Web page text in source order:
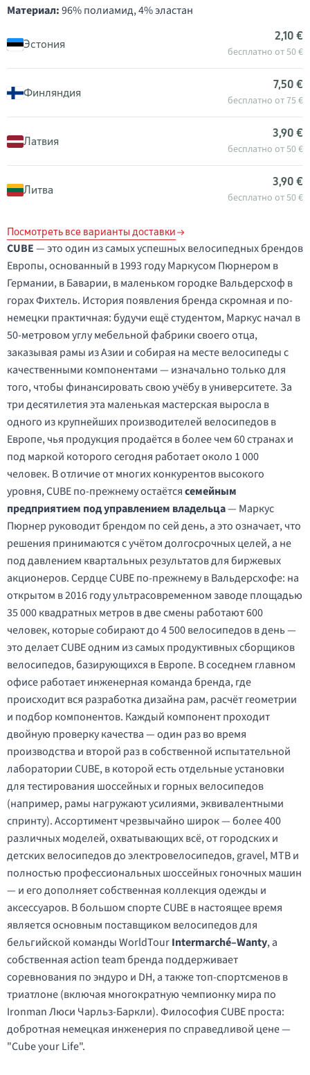
Материал:96% полиамид, 4% эластан
Эстония
2,10 €
бесплатно от 50 €
Финляндия
7,50 €
бесплатно от 75 €
Латвия
3,90 €
бесплатно от 50 €
Литва
3,90 €
бесплатно от 50 €
Посмотреть все варианты доставки
CUBE— это один из самых успешных велосипедных брендов
Европы, основанный в 1993 году Маркусом Пюрнером в
Германии, в Баварии, в маленьком городке Вальдерсхоф в
горах Фихтель. История появления бренда скромная и по-
немецки практичная: будучи ещё студентом, Маркус начал в
50-метровом углу мебельной фабрики своего отца,
заказывая рамы из Азии и собирая на месте велосипеды с
качественными компонентами — изначально только для
того, чтобы финансировать свою учёбу в университете. За
три десятилетия эта маленькая мастерская выросла в
одного из крупнейших производителей велосипедов в
Европе, чья продукция продаётся в более чем 60 странах и
под маркой которого сегодня работает около 1 000
человек. В отличие от многих конкурентов высокого
уровня, CUBE по-прежнему остаётсясемейным
предприятием под управлением владельца— Маркус
Пюрнер руководит брендом по сей день, а это означает, что
решения принимаются с учётом долгосрочных целей, а не
под давлением квартальных результатов для биржевых
акционеров. Сердце CUBE по-прежнему в Вальдерсхофе: на
открытом в 2016 году ультрасовременном заводе площадью
35 000 квадратных метров в две смены работают 600
человек, которые собирают до 4 500 велосипедов в день —
это делает CUBE одним из самых продуктивных сборщиков
велосипедов, базирующихся в Европе. В соседнем главном
офисе работает инженерная команда бренда, где
происходит вся разработка дизайна рам, расчёт геометрии
и подбор компонентов. Каждый компонент проходит
двойную проверку качества — один раз во время
производства и второй раз в собственной испытательной
лаборатории CUBE, в которой есть отдельные установки
для тестирования шоссейных и горных велосипедов
(например, рамы нагружают усилиями, эквивалентными
спринту). Ассортимент чрезвычайно широк — более 400
различных моделей, охватывающих всё, от городских и
детских велосипедов до электровелосипедов, gravel, MTB и
полностью профессиональных шоссейных гоночных машин
— и его дополняет собственная коллекция одежды и
аксессуаров. В большом спорте CUBE в настоящее время
является основным поставщиком велосипедов для
бельгийской команды WorldTourIntermarché–Wanty, а
собственная action team бренда поддерживает
соревнования по эндуро и DH, а также топ-спортсменов в
триатлоне (включая многократную чемпионку мира по
Ironman Люси Чарльз-Баркли). Философия CUBE проста:
добротная немецкая инженерия по справедливой цене —
"Cube your Life".